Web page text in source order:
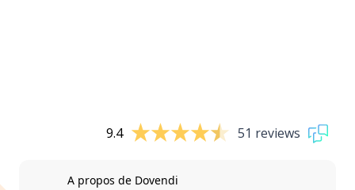
9.4 51 reviews
A propos de Dovendi